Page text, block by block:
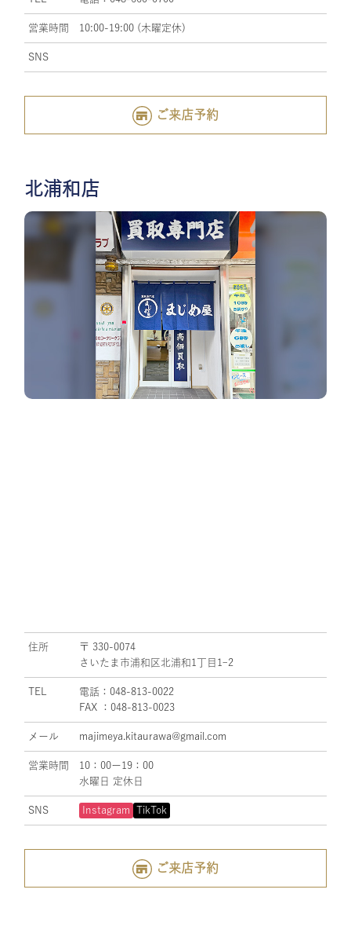
営業時間 10:00-19:00 (木曜定休)
SNS
ご来店予約
北浦和店
住所
〒 330-0074
さいたま市浦和区北浦和1丁目1ｰ2
TEL
電話：048-813-0022
FAX ：048-813-0023
メール majimeya.kitaurawa@gmail.com
営業時間
10：00ー19：00
水曜日 定休日
SNS Instagram TikTok
ご来店予約